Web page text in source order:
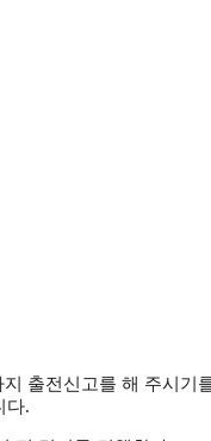
지 출전신고를 해 주시기
다.